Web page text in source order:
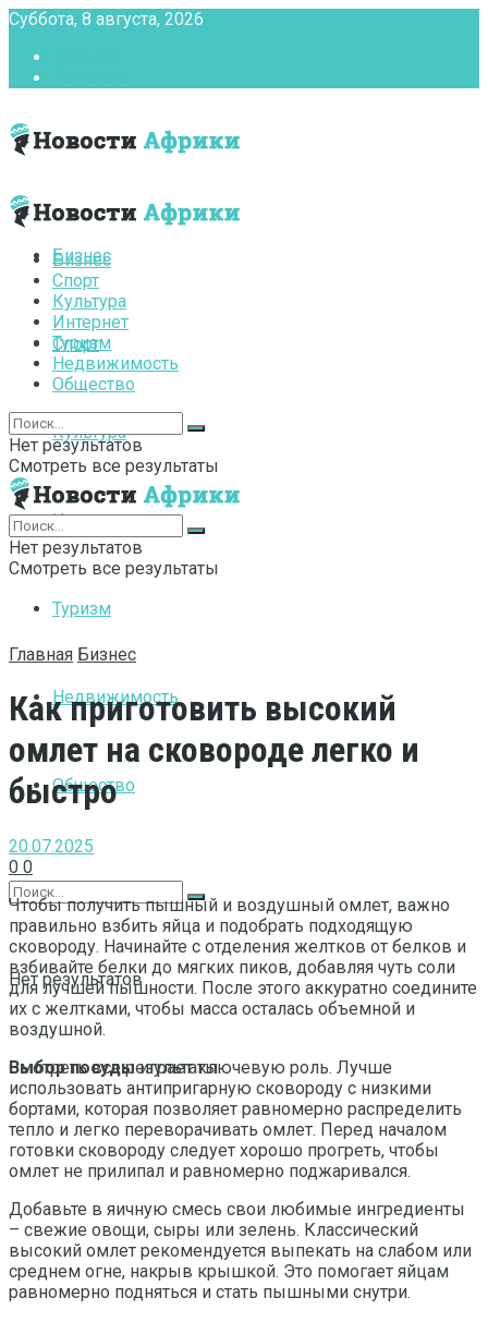
Суббота, 8 августа, 2026
Бизнес
Спорт
Культура
Интернет
Туризм
Недвижимость
Общество
Нет результатов
Смотреть все результаты
Бизнес
Спорт
Культура
Интернет
Туризм
Недвижимость
Общество
Нет результатов
Смотреть все результаты
Нет результатов
Смотреть все результаты
Главная Бизнес
Как приготовить высокий
омлет на сковороде легко и
быстро
20.07.2025
0 0
Чтобы получить пышный и воздушный омлет, важно
правильно взбить яйца и подобрать подходящую
сковороду. Начинайте с отделения желтков от белков и
взбивайте белки до мягких пиков, добавляя чуть соли
для лучшей пышности. После этого аккуратно соедините
их с желтками, чтобы масса осталась объемной и
воздушной.
Выбор посудыиграет ключевую роль. Лучше
использовать антипригарную сковороду с низкими
бортами, которая позволяет равномерно распределить
тепло и легко переворачивать омлет. Перед началом
готовки сковороду следует хорошо прогреть, чтобы
омлет не прилипал и равномерно поджаривался.
Добавьте в яичную смесь свои любимые ингредиенты
– свежие овощи, сыры или зелень. Классический
высокий омлет рекомендуется выпекать на слабом или
среднем огне, накрыв крышкой. Это помогает яйцам
равномерно подняться и стать пышными снутри.